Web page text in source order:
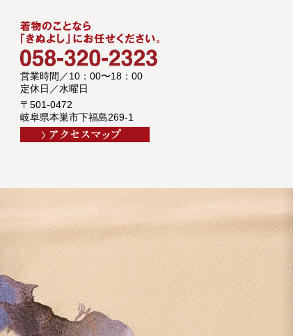
営業時間／10：00〜18：00
定休日／水曜日
〒501-0472
岐阜県本巣市下福島269-1